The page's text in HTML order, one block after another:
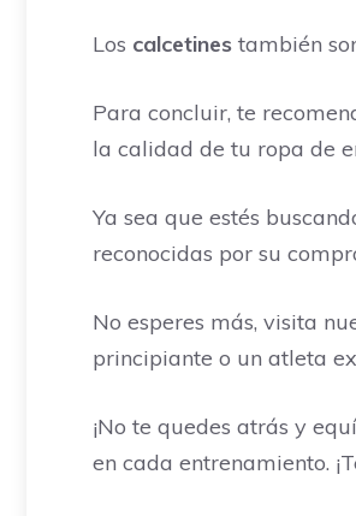
Los calcetines también
Para concluir, te
la calidad de tu ropa de
Ya sea que estés
reconocidas por su
No esperes más, visita
principiante o un atleta
¡No te quedes atrás y
en cada entrenamiento.